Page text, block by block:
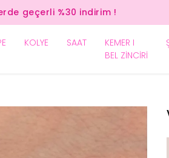
geçerli %30 indirim !
KOLYE SAAT
KEMER I
BEL ZİNCİRİ